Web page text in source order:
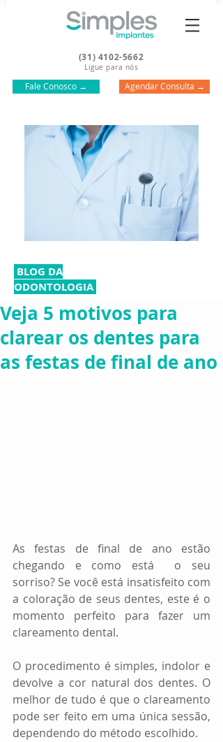
(31) 4102-5662
Ligue para nós
Fale Conosco → Agendar Consulta →
BLOG DA
ODONTOLOGIA
Veja 5 motivos para
clarear os dentes para
as festas de final de ano
As festas de final de ano estão
chegando e como está  o seu
sorriso? Se você está insatisfeito com
a coloração de seus dentes, este é o
momento perfeito para fazer um
clareamento dental.
O procedimento é simples, indolor e
devolve a cor natural dos dentes. O
melhor de tudo é que o clareamento
pode ser feito em uma única sessão,
dependendo do método escolhido.